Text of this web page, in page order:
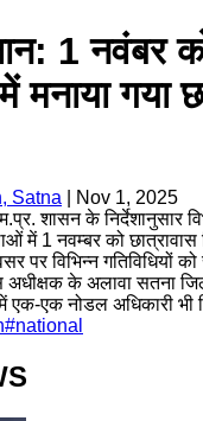
1 नवंबर
मनाया गया
Satna
Nov 1, 2025
शासन के निर्देशानुसार
में 1 नवम्बर को छात्रावास
पर विभिन्न गतिविधियों
अधीक्षक के अलावा सतना
में एक-एक नोडल अधिकारी
#national